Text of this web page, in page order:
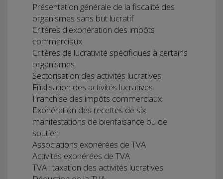
Présentation générale de la fiscalité des
organismes sans but lucratif
Critères d'exonération des impôts
commerciaux
Critères de lucrativité spécifiques à certains
organismes
Sectorisation des activités lucratives
Filialisation des activités lucratives
Franchise des impôts commerciaux
Exonération des recettes de six
manifestations de bienfaisance ou de
soutien
Associations exonérées de TVA
Activités exonérées de TVA
TVA : taxation des activités lucratives